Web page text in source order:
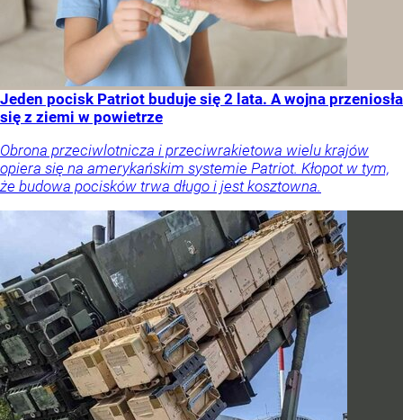
Jeden pocisk Patriot buduje się 2 lata. A wojna przeniosła
się z ziemi w powietrze
Obrona przeciwlotnicza i przeciwrakietowa wielu krajów
opiera się na amerykańskim systemie Patriot. Kłopot w tym,
że budowa pocisków trwa długo i jest kosztowna.